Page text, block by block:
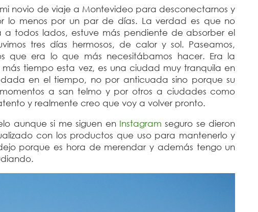
novio de viaje a Montevideo para desconectarnos y
lo menos por un par de días. La verdad es que no
todos lados, estuve más pendiente de absorber el
tres días hermosos, de calor y sol. Paseamos,
que era lo que más necesitábamos hacer. Era la
tiempo esta vez, es una ciudad muy tranquila en
en el tiempo, no por anticuada sino porque su
a san telmo y por otros a ciudades como
y realmente creo que voy a volver pronto.
aunque si me siguen en Instagram seguro se dieron
con los productos que uso para mantenerlo y
porque es hora de merendar y además tengo un